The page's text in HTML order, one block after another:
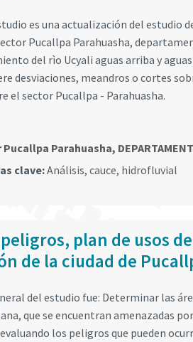
es una actualización del estudio
Pucallpa Parahuasha,
del rìo Ucyali aguas arriba y
desviaciones, meandros o cortes
el sector Pucallpa - Parahuasha.
Parahuasha,
clave:Análisis, cauce, hidrofluvial
plan de usos
de la ciudad de
del estudio fue: Determinar las
que se encuentran amenazadas
los peligros que pueden